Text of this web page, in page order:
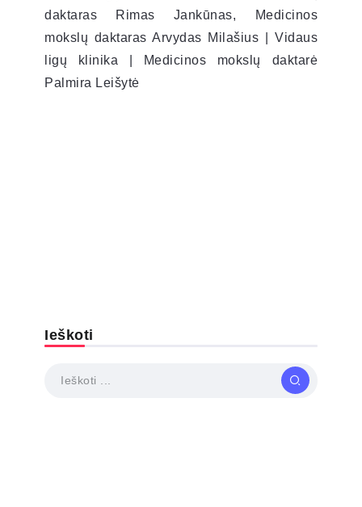
daktaras Rimas Jankūnas, Medicinos
mokslų daktaras Arvydas Milašius | Vidaus
ligų klinika | Medicinos mokslų daktarė
Palmira Leišytė
Ieškoti